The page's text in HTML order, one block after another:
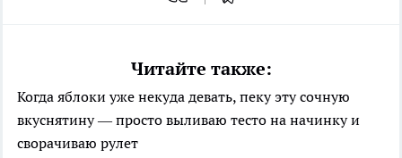
Читайте также:
Когда яблоки уже некуда девать, пеку эту сочную
вкуснятину — просто выливаю тесто на начинку и
сворачиваю рулет